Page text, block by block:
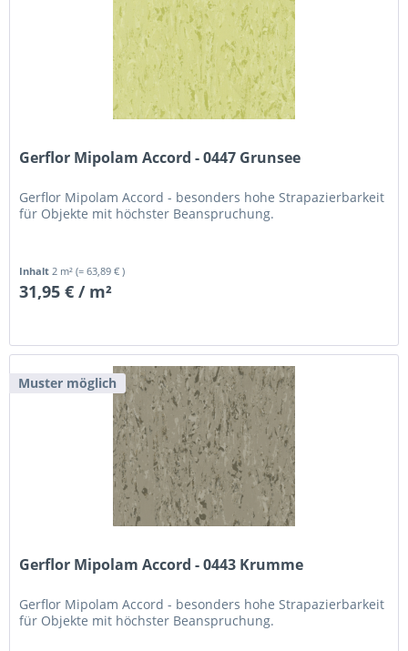
Gerflor Mipolam Accord - 0447 Grunsee
Gerflor Mipolam Accord - besonders hohe Strapazierbarkeit
für Objekte mit höchster Beanspruchung.
Inhalt 2 m²(= 63,89 € )
31,95 € / m²
Muster möglich
Gerflor Mipolam Accord - 0443 Krumme
Gerflor Mipolam Accord - besonders hohe Strapazierbarkeit
für Objekte mit höchster Beanspruchung.